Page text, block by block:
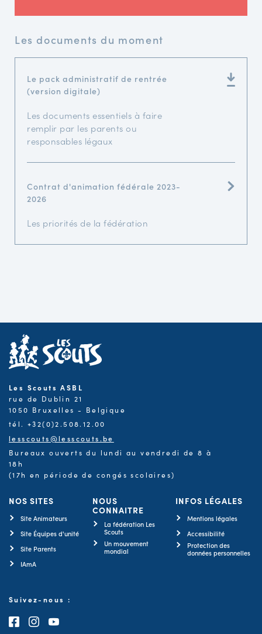
Les documents du moment
Le pack administratif de rentrée
(version digitale)
Les documents essentiels à faire
remplir par les parents ou
responsables légaux
Contrat d'animation fédérale 2023-
2026
Les priorités de la fédération
Les Scouts ASBL
rue de Dublin 21
1050 Bruxelles - Belgique
tél. +32(0)2.508.12.00
lesscouts@lesscouts.be
Bureaux ouverts du lundi au vendredi de 8 à
18h
(17h en période de congés scolaires)
NOS SITES
Site Animateurs
Site Équipes d'unité
Site Parents
IAmA
NOUS
CONNAITRE
La fédération Les
Scouts
Un mouvement
mondial
INFOS LÉGALES
Mentions légales
Accessibilité
Protection des
données personnelles
Suivez-nous :
Consultez notre page Facebook
Consultez notre page Instagram
Consultez notre chaîne Youtube